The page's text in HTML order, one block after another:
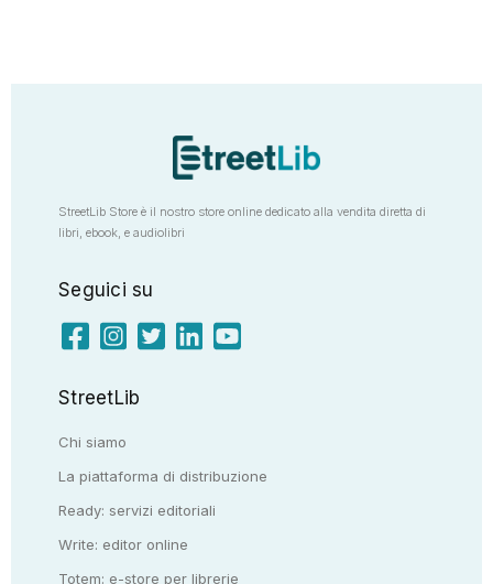
StreetLib Store è il nostro store online dedicato alla vendita diretta di
libri, ebook, e audiolibri
Seguici su
StreetLib
Chi siamo
La piattaforma di distribuzione
Ready: servizi editoriali
Write: editor online
Totem: e-store per librerie